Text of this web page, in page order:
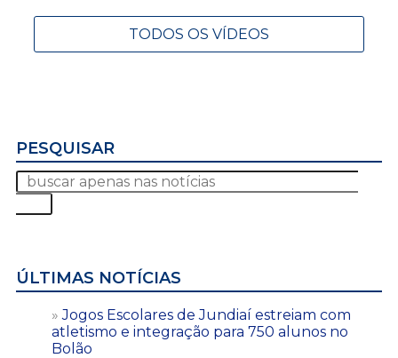
TODOS OS VÍDEOS
PESQUISAR
ÚLTIMAS NOTÍCIAS
Jogos Escolares de Jundiaí estreiam com
atletismo e integração para 750 alunos no
Bolão